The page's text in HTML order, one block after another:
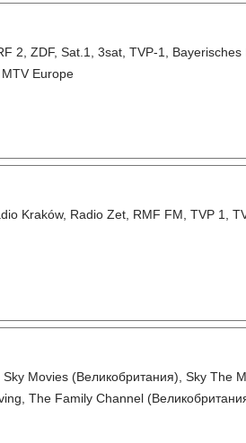
2, ZDF, Sat.1, 3sat, TVP-1, Bayerisches
Europe
Kraków, Radio Zet, RMF FM, TVP 1,
Movies (Великобритания), Sky The
The Family Channel